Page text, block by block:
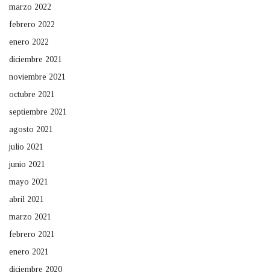
marzo 2022
febrero 2022
enero 2022
diciembre 2021
noviembre 2021
octubre 2021
septiembre 2021
agosto 2021
julio 2021
junio 2021
mayo 2021
abril 2021
marzo 2021
febrero 2021
enero 2021
diciembre 2020